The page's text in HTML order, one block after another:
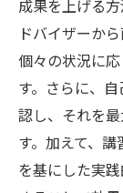
成果を上げる
ドバイザーか
個々の状況に
す。さらに、
認し、それを
す。加えて、
を基にした実